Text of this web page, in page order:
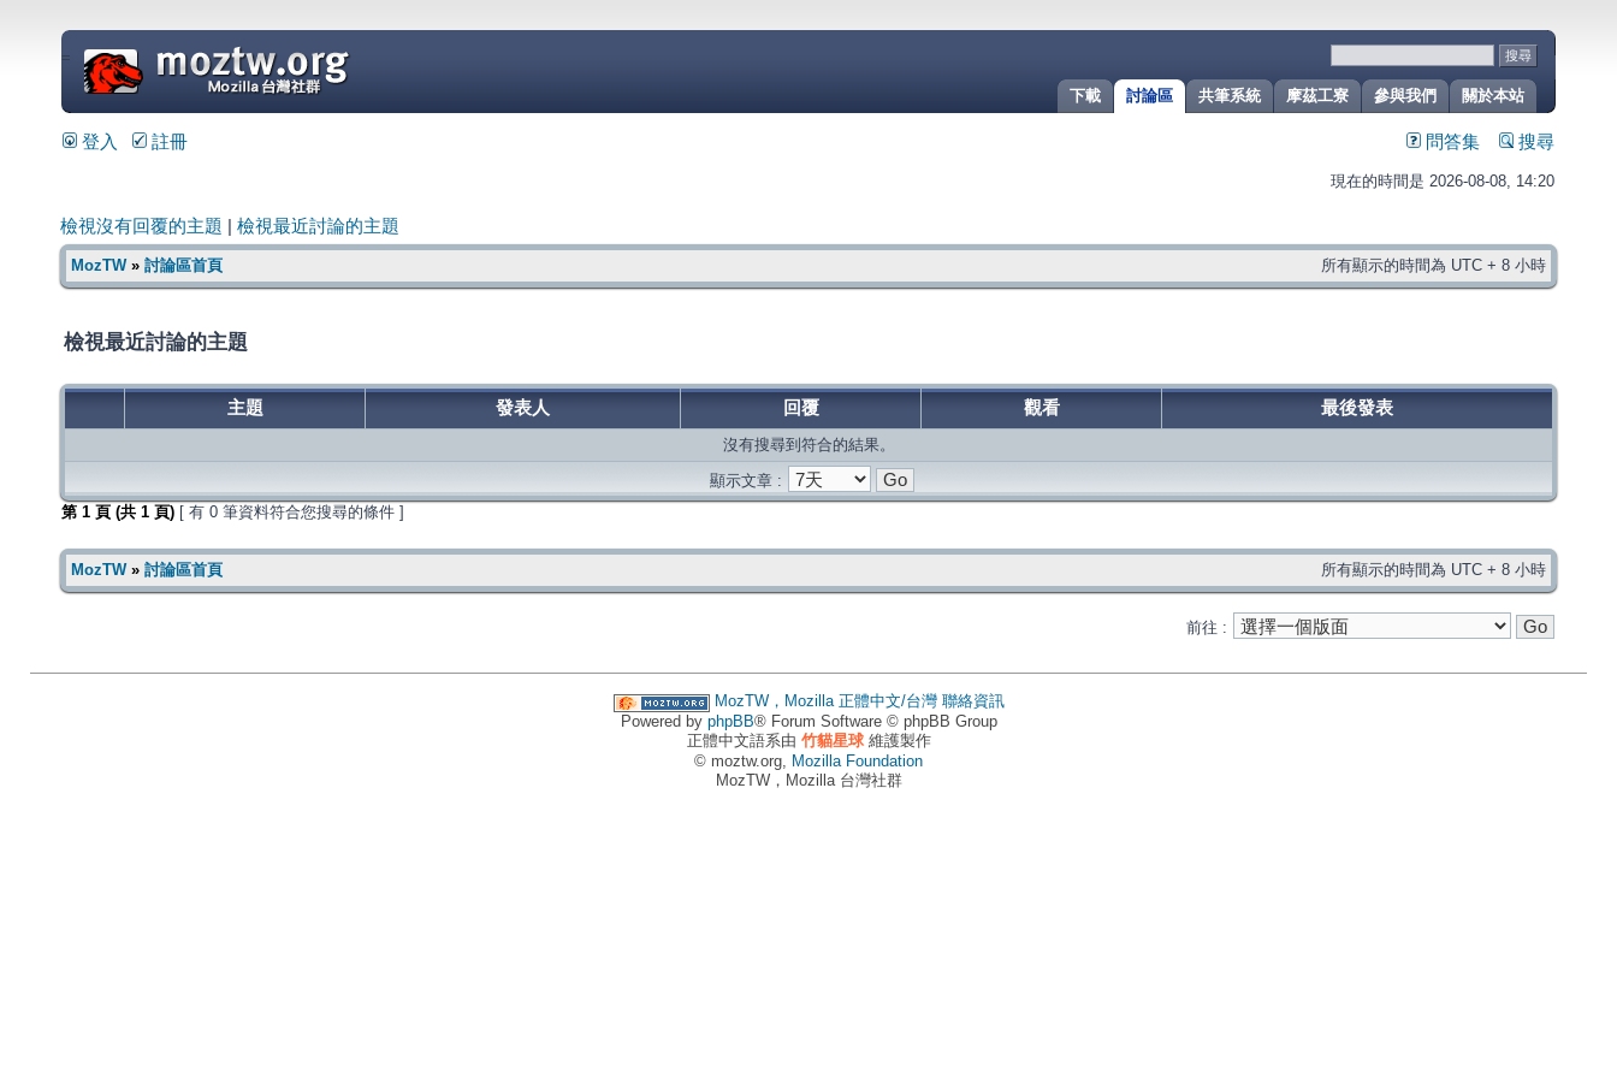
關於本站
參與我們
摩茲工寮
共筆系統
討論區
下載
=
登入 註冊 問答集 搜尋
現在的時間是 2026-08-08, 14:20
檢視沒有回覆的主題 檢視最近討論的主題
MozTW» 討論區首頁 所有顯示的時間為 UTC + 8 小時
檢視最近討論的主題
主題 發表人 回覆 觀看 最後發表
沒有搜尋到符合的結果。
顯示文章 :
第 1 頁 (共 1 頁) [ 有 0 筆資料符合您搜尋的條件 ]
MozTW» 討論區首頁 所有顯示的時間為 UTC + 8 小時
前往 :
MozTW，Mozilla 正體中文/台灣 聯絡資訊
Powered by phpBB® Forum Software © phpBB Group
正體中文語系由 竹貓星球維護製作
© moztw.org, Mozilla Foundation
MozTW，Mozilla 台灣社群